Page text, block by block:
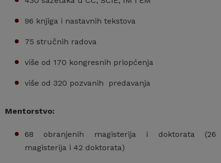
96 knjiga i nastavnih tekstova
75 stručnih radova
više od 170 kongresnih priopćenja
više od 320 pozvanih predavanja
Mentorstvo:
68 obranjenih magisterija i doktorata (26
magisterija i 42 doktorata)